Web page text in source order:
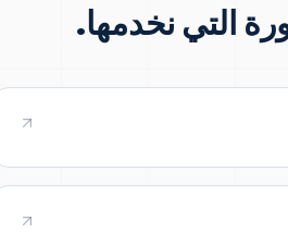
التي نخدمها.